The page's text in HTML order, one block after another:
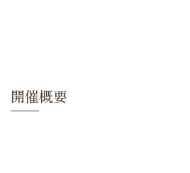
開催概要